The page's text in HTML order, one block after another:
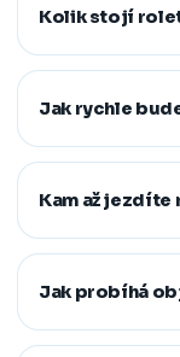
dřevěné,
hmyzu.
Kolik stojí
Konečná cena
vodicích lišt,
Přesnou
Jak rychle
Standardní
zabere 1–2
jednoho dne.
Kam až jezdíte
Působíme
Pardubickém a
rámci našeho
Jak probíhá
Stačí nám